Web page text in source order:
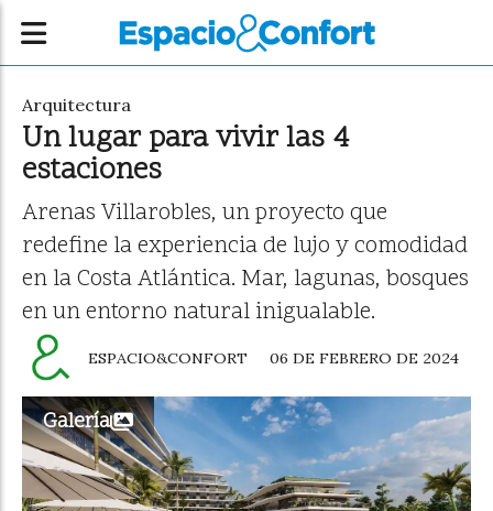
Un lugar para vivir las 4
estaciones
Arenas Villarobles, un proyecto que
redefine la experiencia de lujo y comodidad
en la Costa Atlántica. Mar, lagunas, bosques
en un entorno natural inigualable.
Arquitectura
06 DE FEBRERO DE 2024
ESPACIO&CONFORT
Galería